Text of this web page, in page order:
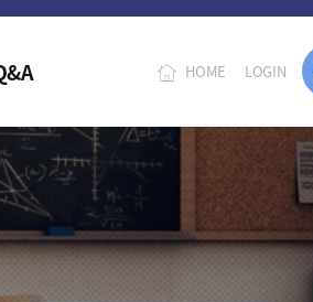
HOME LOGIN